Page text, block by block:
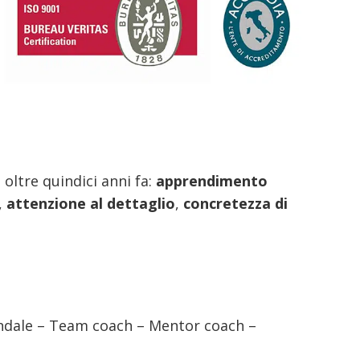
oltre quindici anni fa: apprendimento
, attenzione al dettaglio, concretezza di
– Team coach – Mentor coach –